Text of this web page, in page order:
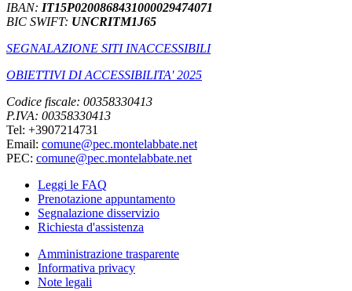
IBAN: IT15P0200868431000029474071
BIC SWIFT: UNCRITM1J65
SEGNALAZIONE SITI INACCESSIBILI
OBIETTIVI DI ACCESSIBILITA' 2025
Codice fiscale: 00358330413
P.IVA: 00358330413
Tel: +3907214731
Email: comune@pec.montelabbate.net
PEC: comune@pec.montelabbate.net
Leggi le FAQ
Prenotazione appuntamento
Segnalazione disservizio
Richiesta d'assistenza
Amministrazione trasparente
Informativa privacy
Note legali